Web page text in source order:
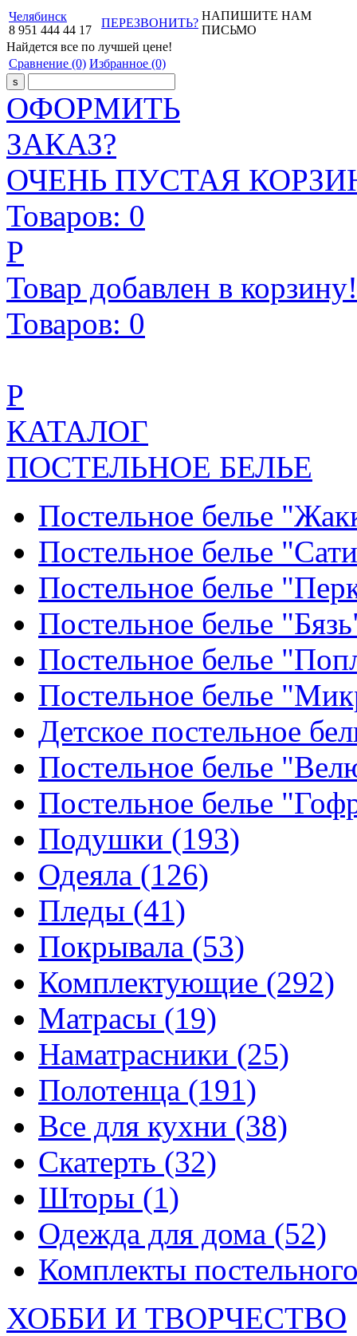
Челябинск
8 951 444 44 17
ПЕРЕЗВОНИТЬ?
НАПИШИТЕ НАМ
ПИСЬМО
Найдется все по лучшей цене!
Сравнение (0) Избранное (0)
ОФОРМИТЬ
ЗАКАЗ?
ОЧЕНЬ ПУСТАЯ
Товаров: 0
Р
Товар добавлен в корзину!
Товаров: 0
Р
КАТАЛОГ
ПОСТЕЛЬНОЕ БЕЛЬЕ
Постельное белье
Постельное белье
Постельное белье
Постельное белье
Постельное белье
Постельное белье
Детское постельное
Постельное белье
Постельное белье
Подушки (193)
Одеяла (126)
Пледы (41)
Покрывала (53)
Комплектующие (292)
Матрасы (19)
Наматрасники (25)
Полотенца (191)
Все для кухни (38)
Скатерть (32)
Шторы (1)
Одежда для дома (52)
Комплекты
ХОББИ И ТВОРЧЕСТВО